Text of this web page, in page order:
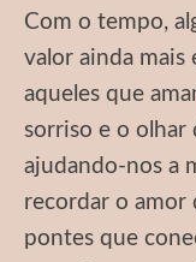
Com o tempo,
valor ainda mais
aqueles que
sorriso e o olhar
ajudando-nos a
recordar o amor
pontes que